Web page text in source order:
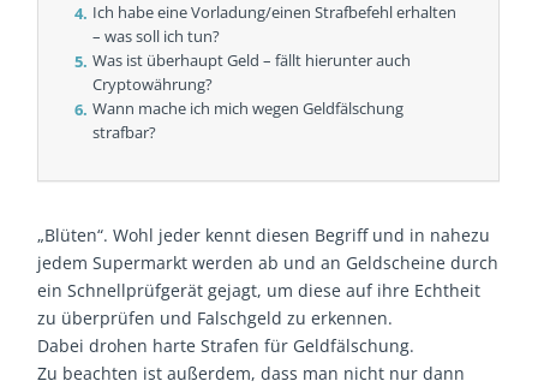
Ich habe eine Vorladung/einen Strafbefehl erhalten
– was soll ich tun?
Was ist überhaupt Geld – fällt hierunter auch
Cryptowährung?
Wann mache ich mich wegen Geldfälschung
strafbar?
„Blüten“. Wohl jeder kennt diesen Begriff und in nahezu
jedem Supermarkt werden ab und an Geldscheine durch
ein Schnellprüfgerät gejagt, um diese auf ihre Echtheit
zu überprüfen und Falschgeld zu erkennen.
Dabei drohen harte Strafen für Geldfälschung.
Zu beachten ist außerdem, dass man nicht nur dann